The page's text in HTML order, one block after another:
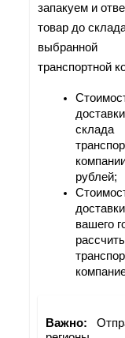
запакуем и
товар до
выбранной
транспортной
склада
рублей;
вашего
Важно: